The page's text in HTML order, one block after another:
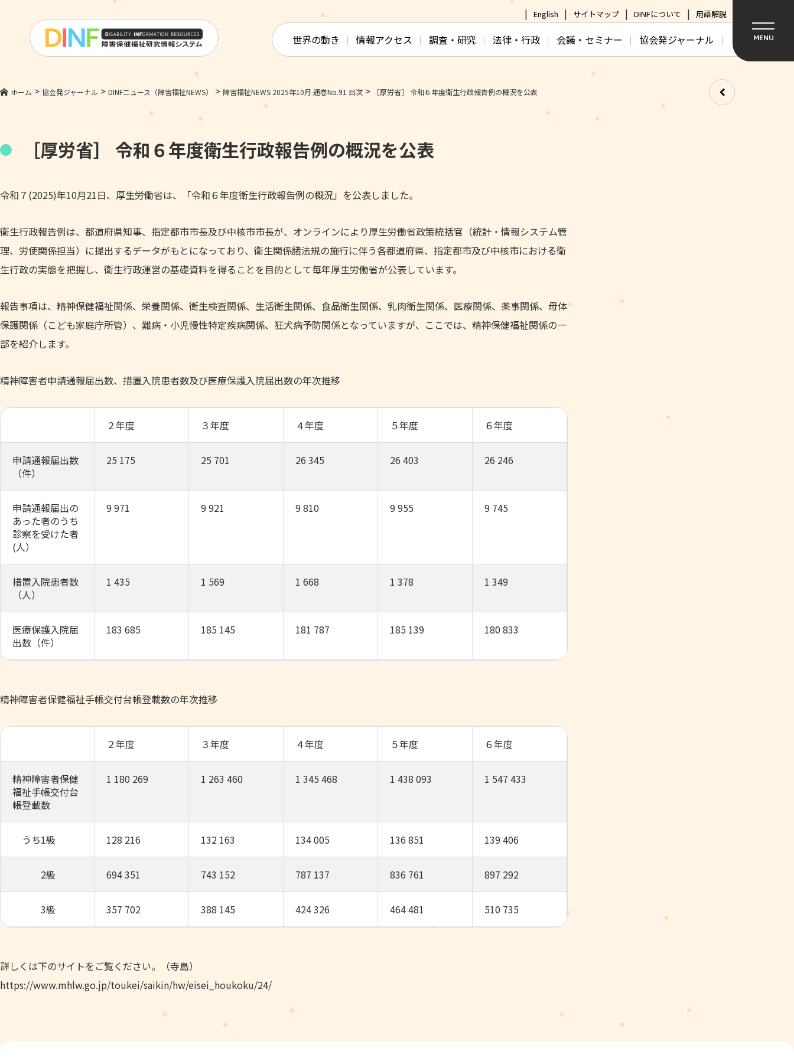
English サイトマップ DINFについて 用語解説
世界の動き 情報アクセス 調査・研究 法律・行政 会議・セミナー 協会発ジャーナル MENU
ホーム > 協会発ジャーナル > DINFニュース（障害福祉NEWS） > 障害福祉NEWS 2025年10月 通巻No.91 目次 > ［厚労省］ 令和６年度衛生行政報告例の概況を公表
［厚労省］ 令和６年度衛生行政報告例の概況を公表
令和７(2025)年10月21日、厚生労働省は、「令和６年度衛生行政報告例の概況」を公表しました。
衛生行政報告例は、都道府県知事、指定都市市長及び中核市市長が、オンラインにより厚生労働省政策統括官（統計・情報システム管
理、労使関係担当）に提出するデータがもとになっており、衛生関係諸法規の施行に伴う各都道府県、指定都市及び中核市における衛
生行政の実態を把握し、衛生行政運営の基礎資料を得ることを目的として毎年厚生労働省が公表しています。
報告事項は、精神保健福祉関係、栄養関係、衛生検査関係、生活衛生関係、食品衛生関係、乳肉衛生関係、医療関係、薬事関係、母体
保護関係（こども家庭庁所管）、難病・小児慢性特定疾病関係、狂犬病予防関係となっていますが、ここでは、精神保健福祉関係の一
部を紹介します。
精神障害者申請通報届出数、措置入院患者数及び医療保護入院届出数の年次推移
２年度 ３年度 ４年度 ５年度 ６年度
申請通報届出数
（件）
25 175 25 701 26 345 26 403 26 246
申請通報届出の
あった者のうち
診察を受けた者
(人）
9 971 9 921 9 810 9 955 9 745
措置入院患者数
（人）
1 435 1 569 1 668 1 378 1 349
医療保護入院届
出数（件）
183 685 185 145 181 787 185 139 180 833
精神障害者保健福祉手帳交付台帳登載数の年次推移
２年度 ３年度 ４年度 ５年度 ６年度
精神障害者保健
福祉手帳交付台
帳登載数
1 180 269 1 263 460 1 345 468 1 438 093 1 547 433
うち1級 128 216 132 163 134 005 136 851 139 406
2級 694 351 743 152 787 137 836 761 897 292
3級 357 702 388 145 424 326 464 481 510 735
詳しくは下のサイトをご覧ください。（寺島）
https://www.mhlw.go.jp/toukei/saikin/hw/eisei_houkoku/24/